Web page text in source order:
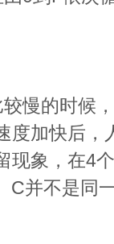
慢的时候
度加快后，
现象，在4
C并不是同